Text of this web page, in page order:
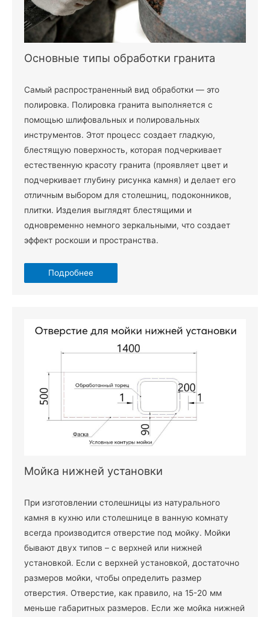
Основные типы обработки гранита
Самый распространенный вид обработки — это
полировка. Полировка гранита выполняется с
помощью шлифовальных и полировальных
инструментов. Этот процесс создает гладкую,
блестящую поверхность, которая подчеркивает
естественную красоту гранита (проявляет цвет и
подчеркивает глубину рисунка камня) и делает его
отличным выбором для столешниц, подоконников,
плитки. Изделия выглядят блестящими и
одновременно немного зеркальными, что создает
эффект роскоши и пространства.
Подробнее
Мойка нижней установки
При изготовлении столешницы из натурального
камня в кухню или столешнице в ванную комнату
всегда производится отверстие под мойку. Мойки
бывают двух типов – с верхней или нижней
установкой. Если с верхней установкой, достаточно
размеров мойки, чтобы определить размер
отверстия. Отверстие, как правило, на 15-20 мм
меньше габаритных размеров. Если же мойка нижней